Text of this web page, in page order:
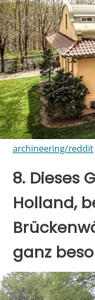
archineering/reddit
8. Dieses
Holland,
ganz